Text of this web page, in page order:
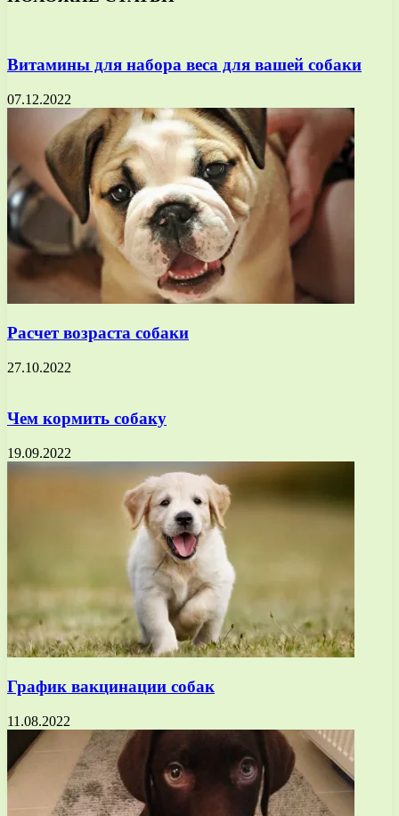
Витамины для набора веса для вашей собаки
07.12.2022
Расчет возраста собаки
27.10.2022
Чем кормить собаку
19.09.2022
График вакцинации собак
11.08.2022